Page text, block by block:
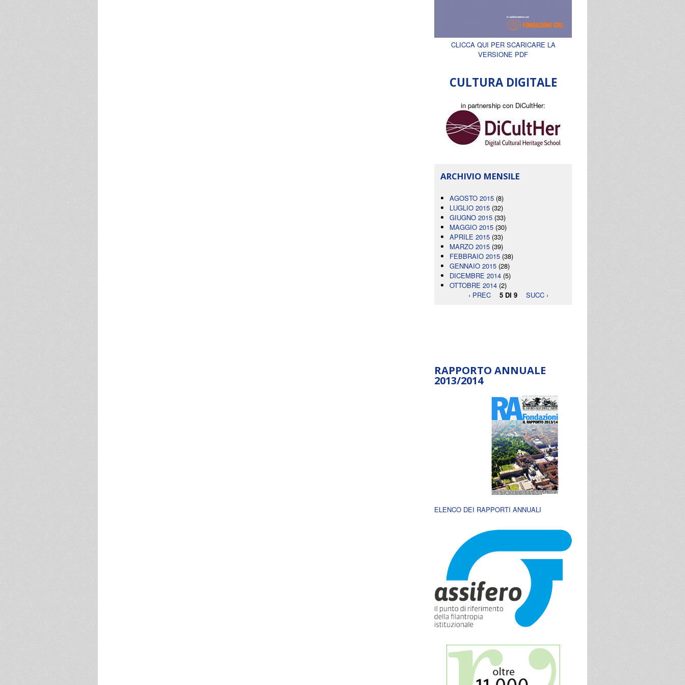
CLICCA QUI PER SCARICARE LA
VERSIONE PDF
CULTURA DIGITALE
in partnership con DiCultHer:
ARCHIVIO MENSILE
AGOSTO 2015 (8)
LUGLIO 2015 (32)
GIUGNO 2015 (33)
MAGGIO 2015 (30)
APRILE 2015 (33)
MARZO 2015 (39)
FEBBRAIO 2015 (38)
GENNAIO 2015 (28)
DICEMBRE 2014 (5)
OTTOBRE 2014 (2)
‹ PREC
5 DI 9 SUCC ›
RAPPORTO ANNUALE
2013/2014
ELENCO DEI RAPPORTI ANNUALI